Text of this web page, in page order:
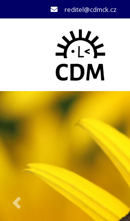
reditel@cdmck.cz
Předchozí